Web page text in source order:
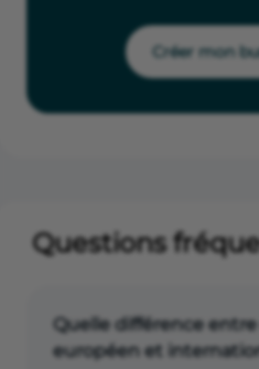
Créer mon
Questions
Quelle différence
européen et